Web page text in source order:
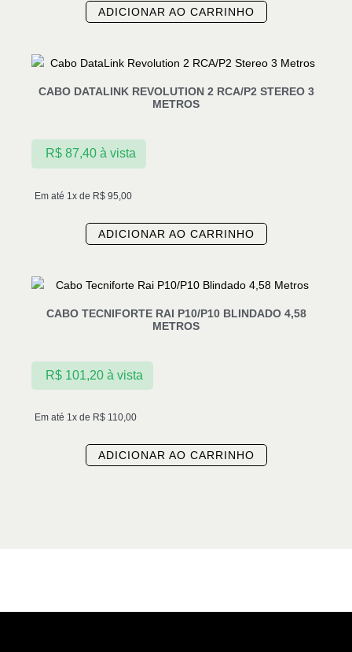
ADICIONAR AO CARRINHO
CABO DATALINK REVOLUTION 2 RCA/P2 STEREO 3
METROS
Em até 1x de R$ 95,00
R$87,40 à vista
ADICIONAR AO CARRINHO
CABO TECNIFORTE RAI P10/P10 BLINDADO 4,58
METROS
Em até 1x de R$ 110,00
R$101,20 à vista
ADICIONAR AO CARRINHO